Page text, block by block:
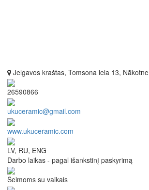
Jelgavos kraštas, Tomsona iela 13, Nākotne
26590866
ukuceramic@gmail.com
www.ukuceramic.com
LV, RU, ENG
Darbo laikas - pagal išankstinį paskyrimą
Šeimoms su vaikais